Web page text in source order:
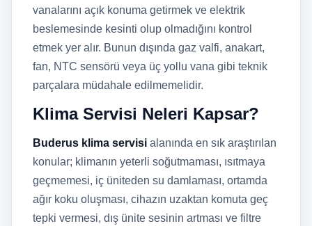
vanalarını açık konuma getirmek ve elektrik
beslemesinde kesinti olup olmadığını kontrol
etmek yer alır. Bunun dışında gaz valfi, anakart,
fan, NTC sensörü veya üç yollu vana gibi teknik
parçalara müdahale edilmemelidir.
Klima Servisi Neleri Kapsar?
Buderus klima servisi alanında en sık araştırılan
konular; klimanın yeterli soğutmaması, ısıtmaya
geçmemesi, iç üniteden su damlaması, ortamda
ağır koku oluşması, cihazın uzaktan komuta geç
tepki vermesi, dış ünite sesinin artması ve filtre